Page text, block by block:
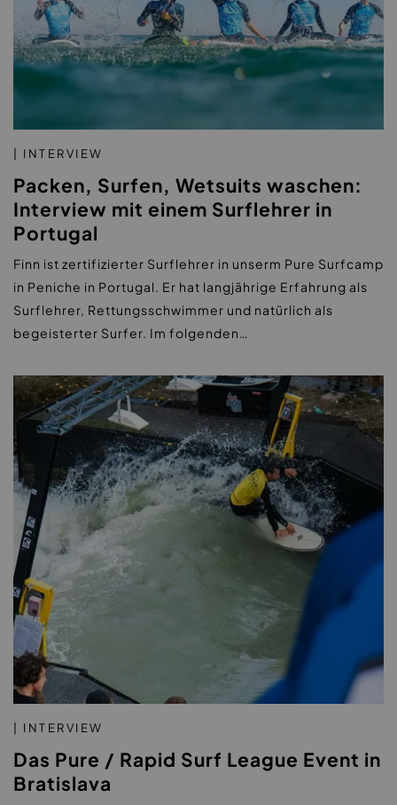
| INTERVIEW
Packen, Surfen, Wetsuits waschen:
Interview mit einem Surflehrer in
Portugal
Finn ist zertifizierter Surflehrer in unserm Pure Surfcamp
in Peniche in Portugal. Er hat langjährige Erfahrung als
Surflehrer, Rettungsschwimmer und natürlich als
begeisterter Surfer. Im folgenden…
| INTERVIEW
Das Pure / Rapid Surf League Event in
Bratislava